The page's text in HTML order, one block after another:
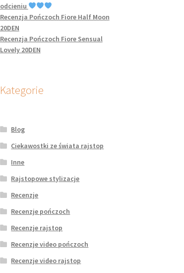
odcieniu
Recenzja Pończoch Fiore Half Moon
20DEN
Recenzja Pończoch Fiore Sensual
Lovely 20DEN
Kategorie
Blog
Ciekawostki ze świata rajstop
Inne
Rajstopowe stylizacje
Recenzje
Recenzje pończoch
Recenzje rajstop
Recenzje video pończoch
Recenzje video rajstop